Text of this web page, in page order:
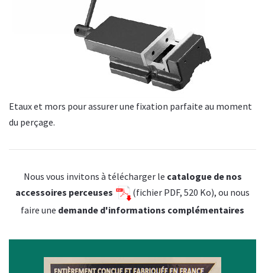
Etaux et mors pour assurer une fixation parfaite au moment
du perçage.
Nous vous invitons à télécharger le catalogue de nos
accessoires perceuses
(fichier PDF, 520 Ko), ou nous
faire une demande d'informations complémentaires